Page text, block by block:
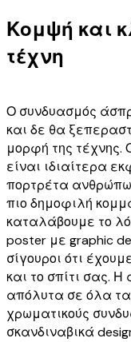
Κομψή και
τέχνη
Ο συνδυασμός
και δε θα
μορφή της
είναι ιδιαίτερα
πορτρέτα
πιο δημοφιλή
καταλάβουμε το
poster με graphic
σίγουροι ότι
και το σπίτι σας.
απόλυτα σε όλα τα
χρωματικούς
σκανδιναβικά